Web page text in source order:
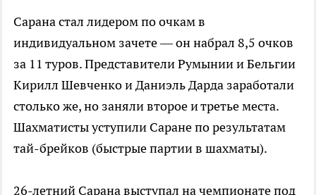
Сарана стал лидером по очкам в
индивидуальном зачете — он набрал 8,5 очков
за 11 туров. Представители Румынии и Бельгии
Кирилл Шевченко и Даниэль Дарда заработали
столько же, но заняли второе и третье места.
Шахматисты уступили Саране по результатам
тай-брейков (быстрые партии в шахматы).
26-летний Сарана выступал на чемпионате под